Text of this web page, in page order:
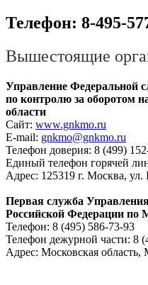
Телефон: 8-495-
Вышестоящие
Управление Федеральной
по контролю за оборотом
области
Сайт: www.gnkmo.ru
Е-mail: gnkmo@gnkmo.ru
Телефон доверия: 8 (499)
Единый телефон горячей
Адрес: 125319 г. Москва,
Первая служба
Российской Федерации по
Телефон: 8 (495) 586-73-93
Телефон дежурной части: 8
Адрес: Московская